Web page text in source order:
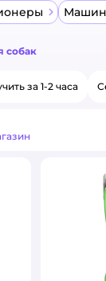
собак
за 1-2 часа